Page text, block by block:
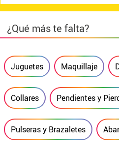
¿Qué más te falta?
Juguetes Maquillaje
Collares Pendientes y
Pulseras y Brazaletes